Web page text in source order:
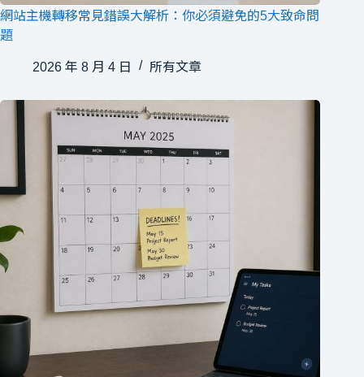
網站主機轉移常見錯誤大解析：你必須避免的5大致命問
題
2026 年 8 月 4 日 所有文章